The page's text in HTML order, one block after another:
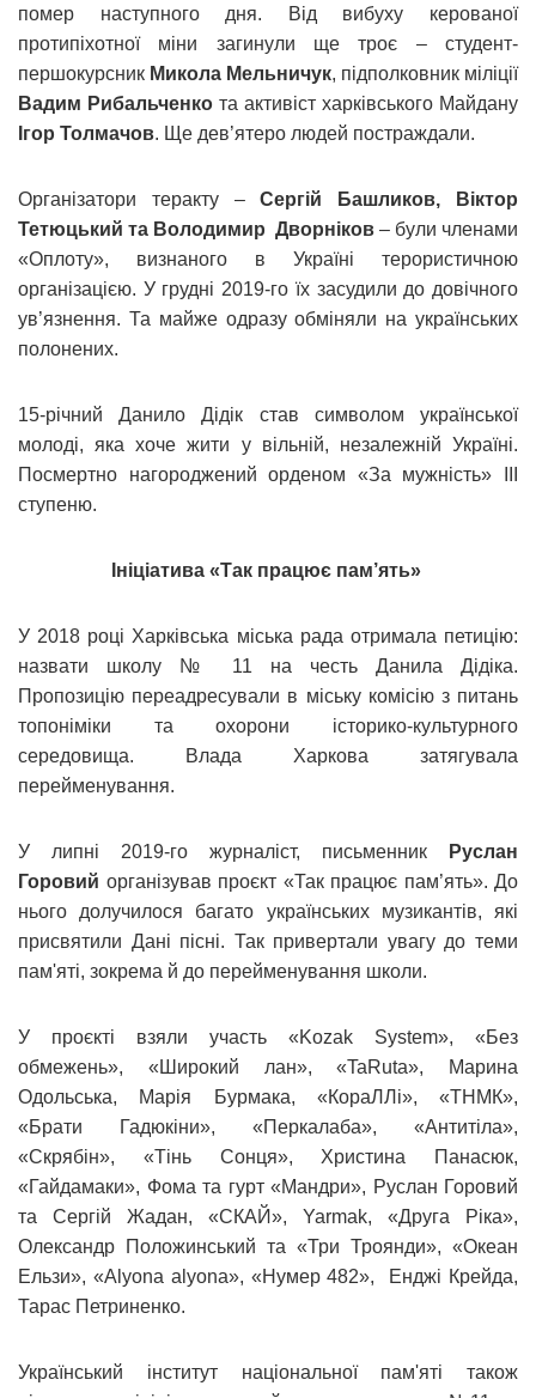
помер наступного дня. Від вибуху керованої
протипіхотної міни загинули ще троє – студент-
першокурсник Микола Мельничук, підполковник міліції
Вадим Рибальченко та активіст харківського Майдану
Ігор Толмачов. Ще дев’ятеро людей постраждали.
Організатори теракту –Сергій Башликов, Віктор
Тетюцький та Володимир Дворніков – були членами
«Оплоту», визнаного в Україні терористичною
організацією. У грудні 2019-го їх засудили до довічного
ув’язнення. Та майже одразу обміняли на українських
полонених.
15-річний Данило Дідік став символом української
молоді, яка хоче жити у вільній, незалежній Україні.
Посмертно нагороджений орденом «За мужність» III
ступеню.
Ініціатива «Так працює пам’ять»
У 2018 році Харківська міська рада отримала петицію:
назвати школу № 11 на честь Данила Дідіка.
Пропозицію переадресували в міську комісію з питань
топоніміки та охорони історико-культурного
середовища. Влада Харкова затягувала
перейменування.
У липні 2019-го журналіст, письменник
Руслан
Горовий організував проєкт «Так працює пам’ять». До
нього долучилося багато українських музикантів, які
присвятили Дані пісні. Так привертали увагу до теми
пам'яті, зокрема й до перейменування школи.
У проєкті взяли участь «Kozak System», «Без
обмежень», «Широкий лан», «TaRuta», Марина
Одольська, Марія Бурмака, «КораЛЛі», «ТНМК»,
«Брати Гадюкіни», «Перкалаба», «Антитіла»,
«Скрябін», «Тінь Сонця», Христина Панасюк,
«Гайдамаки», Фома та гурт «Мандри», Руслан Горовий
та Сергій Жадан, «СКАЙ», Yarmak, «Друга Ріка»,
Олександр Положинський та «Три Троянди», «Океан
Ельзи», «Alyona alyona», «Нумер 482», Енджі Крейда,
Тарас Петриненко.
Український інститут національної пам'яті також